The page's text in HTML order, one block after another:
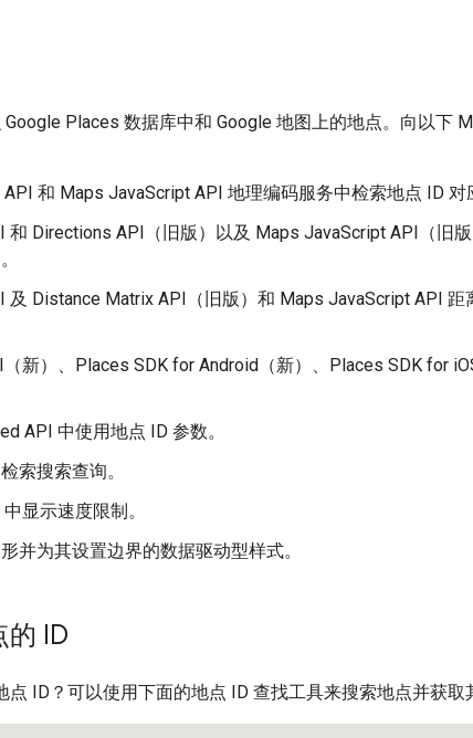
Places 数据库中和 Google 地图上的地点。向以下
API 和 Maps JavaScript API 地理编码服务中检索地点 ID 对
和 Directions API（旧版）以及 Maps JavaScript API（旧
及 Distance Matrix API（旧版）和 Maps JavaScript API
新）、Places SDK for Android（新）、Places SDK for
API 中使用地点 ID 参数。
索搜索查询。
显示速度限制。
并为其设置边界的数据驱动型样式。
的 ID
点 ID？可以使用下面的地点 ID 查找工具来搜索地点并获取